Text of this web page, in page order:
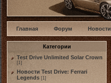
Главная Форум Новости
Категории
Test Drive Unlimited Solar Crown
[1]
Новости Test Drive: Ferrari
Legends [1]